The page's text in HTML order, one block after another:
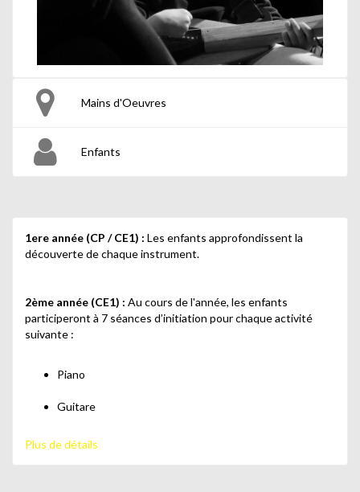
Mains d'Oeuvres
Enfants
1ere année (CP / CE1) : Les enfants approfondissent la
découverte de chaque instrument.
2ème année (CE1) : Au cours de l'année, les enfants
participeront à 7 séances d’initiation pour chaque activité
suivante :
Piano
Guitare
Batterie
Plus de détails